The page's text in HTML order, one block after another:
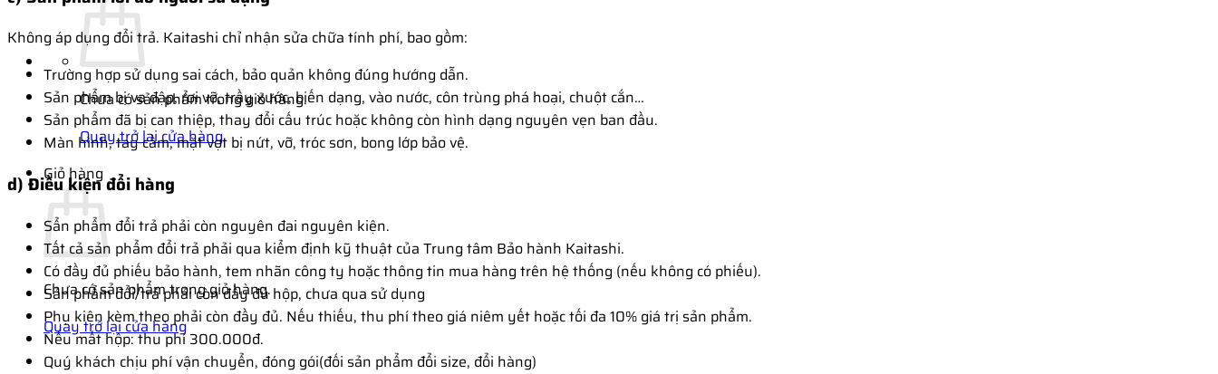
Chưa có sản phẩm trong giỏ hàng.
Quay trở lại cửa hàng
Giỏ hàng
Chưa có sản phẩm trong giỏ hàng.
Quay trở lại cửa hàng
Không áp dụng đổi trả. Kaitashi chỉ nhận sửa chữa tính phí, bao gồm:
Trường hợp sử dụng sai cách, bảo quản không đúng hướng dẫn.
Sản phẩm bị va đập, rơi vỡ, trầy xước, biến dạng, vào nước, côn trùng phá hoại, chuột cắn…
Sản phẩm đã bị can thiệp, thay đổi cấu trúc hoặc không còn hình dạng nguyên vẹn ban đầu.
Màn hình, tay cầm, mặt vợt bị nứt, vỡ, tróc sơn, bong lớp bảo vệ.
d) Điều kiện đổi hàng
Sẩn phẩm đổi trả phải còn nguyên đai nguyên kiện.
Tất cả sản phẩm đổi trả phải qua kiểm định kỹ thuật của Trung tâm Bảo hành Kaitashi.
Có đầy đủ phiếu bảo hành, tem nhãn công ty hoặc thông tin mua hàng trên hệ thống (nếu không có phiếu).
Sản phẩm đổi/trả phải còn đầy đủ hộp, chưa qua sử dụng
Phụ kiện kèm theo phải còn đầy đủ. Nếu thiếu, thu phí theo giá niêm yết hoặc tối đa 10% giá trị sản phẩm.
Nếu mất hộp: thu phí 300.000đ.
Quý khách chịu phí vận chuyển, đóng gói(đối sản phẩm đổi size, đổi hàng)